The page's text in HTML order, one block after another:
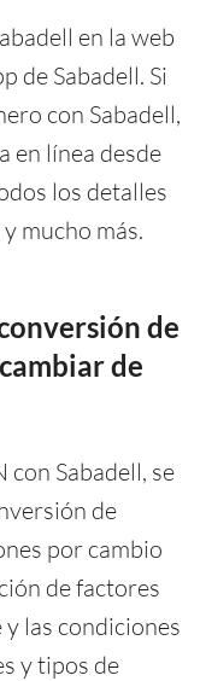
en la web
de Sabadell. Si
con Sabadell,
en línea desde
los detalles
mucho más.
de
de
Sabadell, se
de
por cambio
de factores
las condiciones
y tipos de